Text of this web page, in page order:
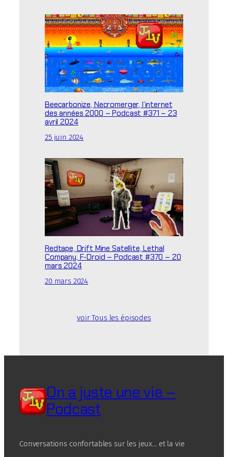
Beecarbonize, Necromerger, l’internet
des années 2000 – Podcast #371 – 23
avril 2024
25 juin 2024
Redtape, Drift Mine Satellite, Lethal
Company, F-Droid – Podcast #370 – 20
mars 2024
20 mars 2024
voir Tous les épisodes
On a juste une vie –
Podcast
Conversations confortables sur les jeux… et la vie